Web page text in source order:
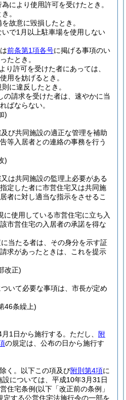
により使用許可を受けたとき。
。
故意に毀損したとき。
で1月以上駐車場を使用しない
前条第1項各号に掲げる事項のい
たとき。
り許可を受けた者にあっては、
用を妨げるとき。
に違反したとき。
の請求を受けた者は、速やかに当
ばならない。
)
び共同施設の適正な管理を補助
等入居者との連絡の事務を行う
)
は共同施設の監理上必要がある
定した者に市営住宅又は共同施
者に対し適当な指示をさせるこ
に使用している市営住宅に立ち入
市営住宅の入居者の承諾を得な
当たる者は、その身分を示す証
求があったときは、これを提示
改正)
いて必要な事項は、市長が定め
46条繰上)
1日から施行する。 ただし、
附
の規定は、公布の日から施行す
く。以下この項及び附則第4項に
設については、平成10年3月31日
住宅条例(以下「改正前の条例」
定する公営住宅法施行令の一部を